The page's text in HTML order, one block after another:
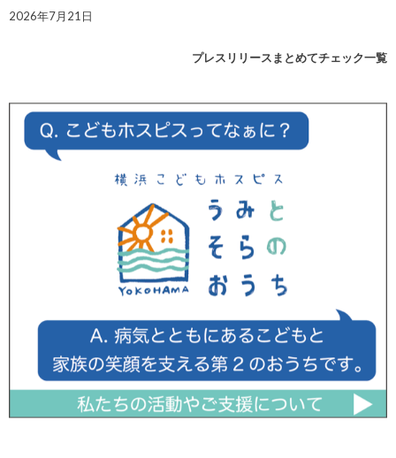
2026年7月21日
プレスリリースまとめてチェック一覧